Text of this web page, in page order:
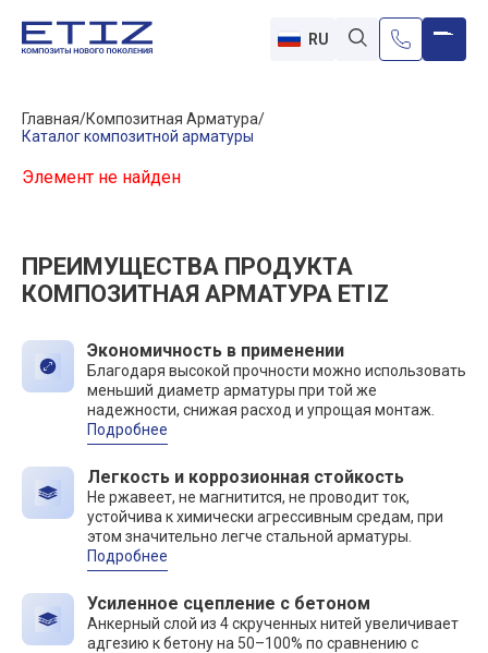
RU
Главная Композитная Арматура
Каталог композитной арматуры
Элемент не найден
ПРЕИМУЩЕСТВА ПРОДУКТА
КОМПОЗИТНАЯ АРМАТУРА ETIZ
Экономичность в применении
Благодаря высокой прочности можно использовать
меньший диаметр арматуры при той же
надежности, снижая расход и упрощая монтаж.
Подробнее
Легкость и коррозионная стойкость
Не ржавеет, не магнитится, не проводит ток,
устойчива к химически агрессивным средам, при
этом значительно легче стальной арматуры.
Подробнее
Усиленное сцепление с бетоном
Анкерный слой из 4 скрученных нитей увеличивает
адгезию к бетону на 50–100% по сравнению с